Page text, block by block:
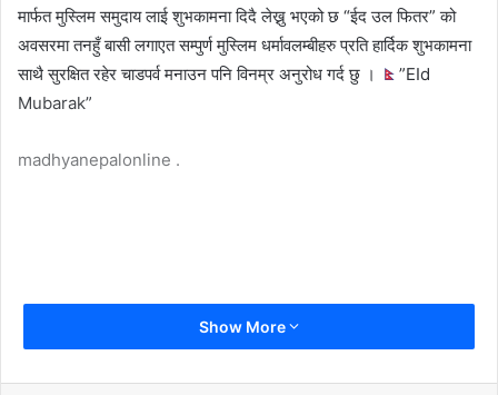
मार्फत मुस्लिम समुदाय लाई शुभकामना दिदै लेख्नु भएको छ “ईद उल फितर” को
अवसरमा तनहुँ बासी लगाएत सम्पुर्ण मुस्लिम धर्मावलम्बीहरु प्रति हार्दिक शुभकामना
साथै सुरक्षित रहेर चाडपर्व मनाउन पनि विनम्र अनुरोध गर्द छु ।
”EId
Mubarak”
madhyanepalonline .
Show More